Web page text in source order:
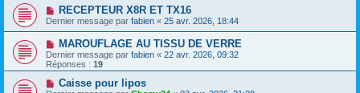
RECEPTEUR X8R ET TX16
Dernier message par fabien « 25 avr. 2026, 18:44
MAROUFLAGE AU TISSU DE VERRE
Dernier message par fabien « 22 avr. 2026, 09:32
Réponses : 19
Caisse pour lipos